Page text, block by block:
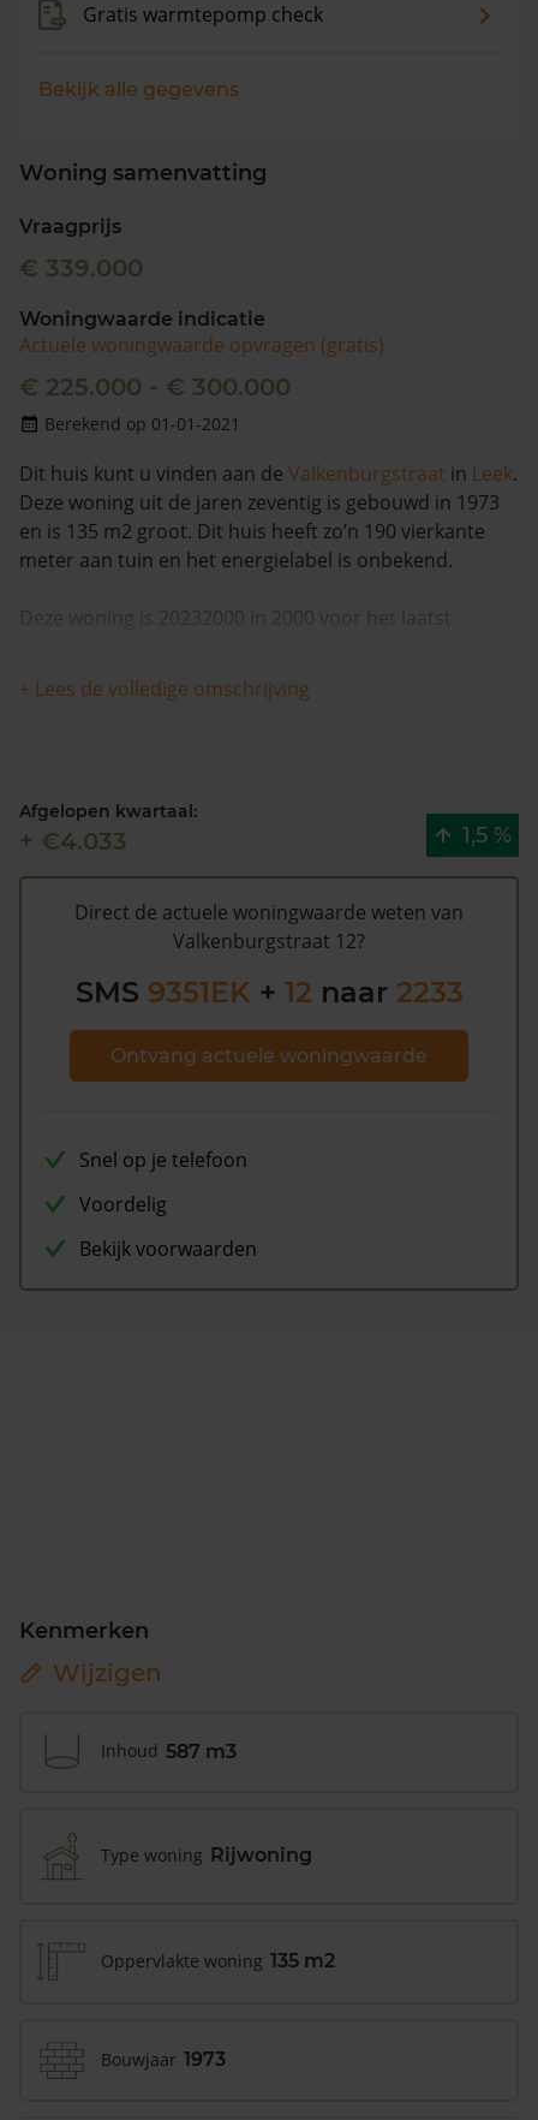
Gratis warmtepomp check
Bekijk alle gegevens
Woning samenvatting
Vraagprijs
€ 339.000
Woningwaarde indicatie
Actuele woningwaarde opvragen (gratis)
€ 225.000 - € 300.000
Berekend op 01-01-2021
Dit huis kunt u vinden aan de Valkenburgstraat in Leek.
Deze woning uit de jaren zeventig is gebouwd in 1973
en is 135 m2 groot. Dit huis heeft zo’n 190 vierkante
meter aan tuin en het energielabel is onbekend.
Deze woning is 20232000 in 2000 voor het laatst
de afgelopen 12 maanden. De woning is na 1993 één
keer van eigenaar gewisseld.
Kadasterdata is de kans laag dat deze waarde te hoog
is en dat er bespaard zou kunnen worden op de
gemeentelijke belastingen. Met hetgratis WOZ alarm
bent u elk jaar op de hoogte van uw laatste WOZ
waarde en kansen op besparing. Schrijf u
+ Lees de volledige omschrijving
Afgelopen kwartaal:
+ €4.033 1,5 %
Direct de actuele woningwaarde weten van
Valkenburgstraat 12?
SMS 9351EK + 12 naar 2233
Ontvang actuele woningwaarde
Snel op je telefoon
Voordelig
Bekijk voorwaarden
Kenmerken
Wijzigen
Inhoud 587 m3
Type woning Rijwoning
Oppervlakte woning 135 m2
Bouwjaar 1973